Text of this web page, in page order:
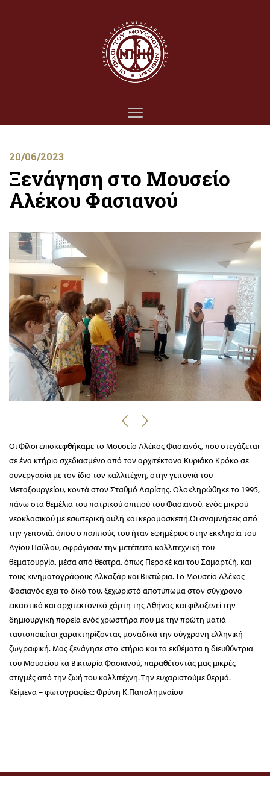
20/06/2023
Ξενάγηση στο Μουσείο
Αλέκου Φασιανού
Οι Φίλοι επισκεφθήκαμε το Μουσείο Αλέκος Φασιανός, που στεγάζεται
σε ένα κτήριο σχεδιασμένο από τον αρχιτέκτονα Κυριάκο Κρόκο σε
συνεργασία με τον ίδιο τον καλλιτέχνη, στην γειτονιά του
Μεταξουργείου, κοντά στον Σταθμό Λαρίσης. Ολοκληρώθηκε το 1995,
πάνω στα θεμέλια του πατρικού σπιτιού του Φασιανού, ενός μικρού
νεοκλασικού με εσωτερική αυλή και κεραμοσκεπή.Οι αναμνήσεις από
την γειτονιά, όπου ο παππούς του ήταν εφημέριος στην εκκλησία του
Αγίου Παύλου, σφράγισαν την μετέπειτα καλλιτεχνική του
θεματουργία, μέσα από θέατρα, όπως Περοκέ και του Σαμαρτζή, και
τους κινηματογράφους Αλκαζάρ και Βικτώρια. Το Μουσείο Αλέκος
Φασιανός έχει το δικό του, ξεχωριστό αποτύπωμα στον σύγχρονο
εικαστικό και αρχιτεκτονικό χάρτη της Αθήνας και φιλοξενεί την
δημιουργική πορεία ενός χρωστήρα που με την πρώτη ματιά
ταυτοποιείται χαρακτηρίζοντας μοναδικά την σύγχρονη ελληνική
ζωγραφική. Μας ξενάγησε στο κτήριο και τα εκθέματα η διευθύντρια
του Μουσείου κα Βικτωρία Φασιανού, παραθέτοντάς μας μικρές
στιγμές από την ζωή του καλλιτέχνη. Την ευχαριστούμε θερμά.
Κείμενα – φωτογραφίες: Φρύνη Κ.Παπαλημναίου